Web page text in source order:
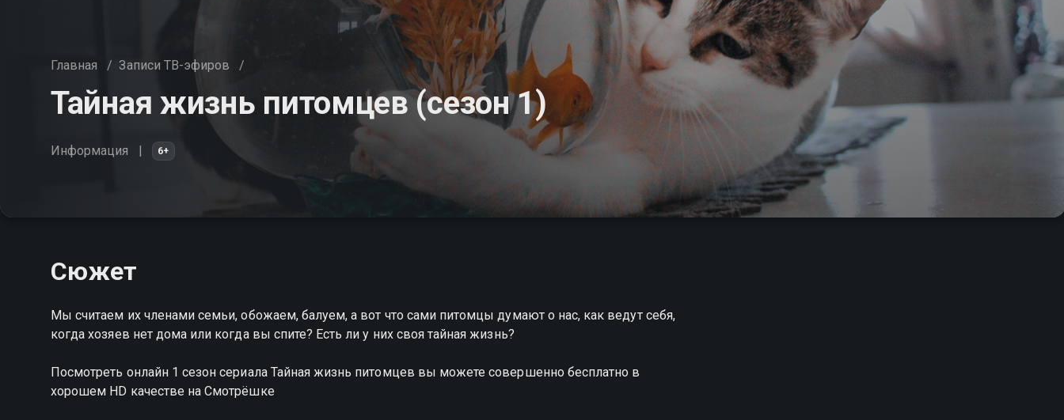
Главная / Записи ТВ-эфиров /
Тайная жизнь питомцев (сезон 1)
Информация 6+
Сюжет
Мы считаем их членами семьи, обожаем, балуем, а вот что сами питомцы думают о нас, как ведут себя,
когда хозяев нет дома или когда вы спите? Есть ли у них своя тайная жизнь?
Посмотреть онлайн 1 сезон сериала Тайная жизнь питомцев вы можете совершенно бесплатно в
хорошем HD качестве на Смотрёшке